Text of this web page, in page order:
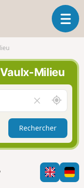
O
u
l
a
i
g
t
i
Milieu
i
d
e
r
l
e
h
A
u
t
u
r
d
e
m
Rechercher